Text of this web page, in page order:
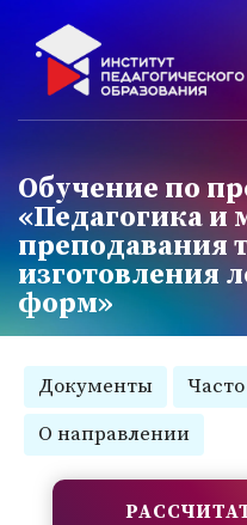
Обучение по
«Педагогика и
преподавания
изготовления
форм»
Документы
О направлении